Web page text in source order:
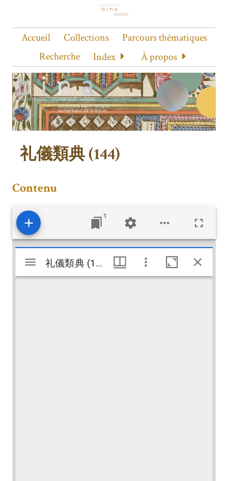
Accueil Collections
Parcours thématiques
Recherche
Index À propos
礼儀類典 (144)
Contenu
1
Visualiseur
Mirador
礼儀類典 (144)
礼儀類典 (144)